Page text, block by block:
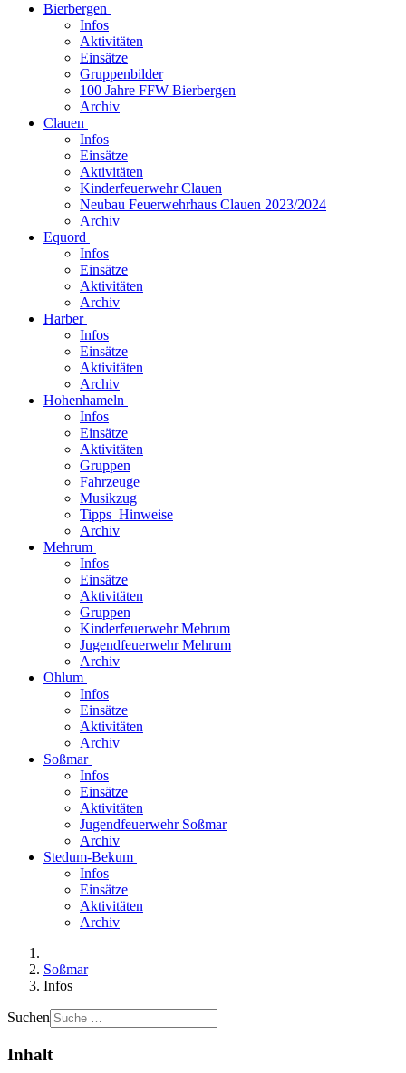
Bierbergen
Infos
Aktivitäten
Einsätze
Gruppenbilder
100 Jahre FFW Bierbergen
Archiv
Clauen
Infos
Einsätze
Aktivitäten
Kinderfeuerwehr Clauen
Neubau Feuerwehrhaus Clauen 2023/2024
Archiv
Equord
Infos
Einsätze
Aktivitäten
Archiv
Harber
Infos
Einsätze
Aktivitäten
Archiv
Hohenhameln
Infos
Einsätze
Aktivitäten
Gruppen
Fahrzeuge
Musikzug
Tipps_Hinweise
Archiv
Mehrum
Infos
Einsätze
Aktivitäten
Gruppen
Kinderfeuerwehr Mehrum
Jugendfeuerwehr Mehrum
Archiv
Ohlum
Infos
Einsätze
Aktivitäten
Archiv
Soßmar
Infos
Einsätze
Aktivitäten
Jugendfeuerwehr Soßmar
Archiv
Stedum-Bekum
Infos
Einsätze
Aktivitäten
Archiv
Soßmar
Infos
Suchen
Inhalt